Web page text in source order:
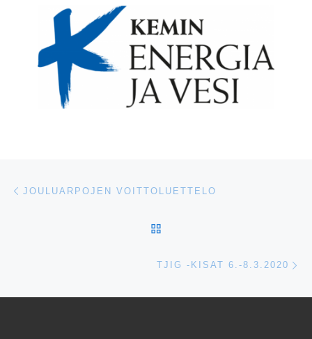
Artikkelien navigointi
JOULUARPOJEN VOITTOLUETTELO
TJIG -KISAT 6.-8.3.2020